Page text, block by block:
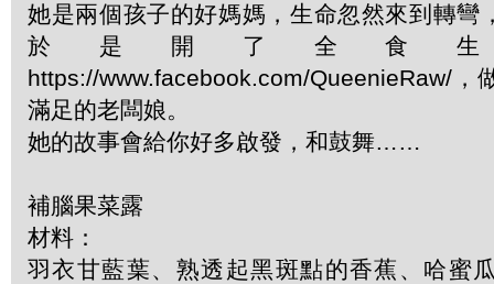
她是兩個孩子的好媽媽，生命忽然來到轉彎
於是開了全食
https://www.facebook.com/QueenieRaw/，
滿足的老闆娘。
她的故事會給你好多啟發，和鼓舞……
補腦果菜露
材料：
羽衣甘藍葉、熟透起黑斑點的香蕉、哈蜜